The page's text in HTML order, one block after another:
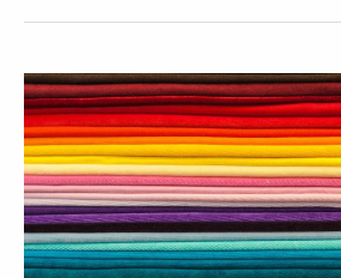
Riclassificato
e
Crisi
d\’Impresa